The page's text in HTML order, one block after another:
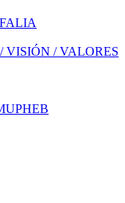
/ VALORES